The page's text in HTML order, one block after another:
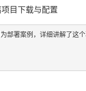
目下载与配置
署案例，详细讲解了这个